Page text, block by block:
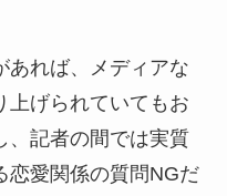
あれば、メディアな
上げられていてもお
、記者の間では実質
恋愛関係の質問NGだ